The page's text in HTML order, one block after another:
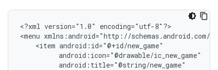
<?xml version="1.0"
encoding="utf-8"?>
<menu
<item